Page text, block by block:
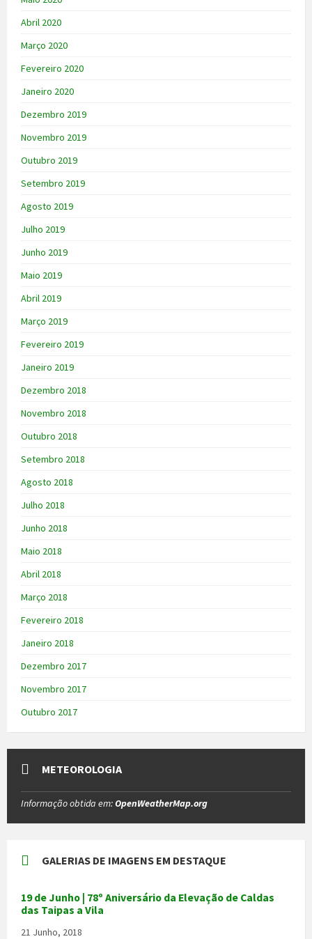
Abril 2020
Março 2020
Fevereiro 2020
Janeiro 2020
Dezembro 2019
Novembro 2019
Outubro 2019
Setembro 2019
Agosto 2019
Julho 2019
Junho 2019
Maio 2019
Abril 2019
Março 2019
Fevereiro 2019
Janeiro 2019
Dezembro 2018
Novembro 2018
Outubro 2018
Setembro 2018
Agosto 2018
Julho 2018
Junho 2018
Maio 2018
Abril 2018
Março 2018
Fevereiro 2018
Janeiro 2018
Dezembro 2017
Novembro 2017
Outubro 2017
METEOROLOGIA
Informação obtida em:OpenWeatherMap.org
GALERIAS DE IMAGENS EM DESTAQUE
19 de Junho | 78º Aniversário da Elevação de Caldas
das Taipas a Vila
21 Junho, 2018